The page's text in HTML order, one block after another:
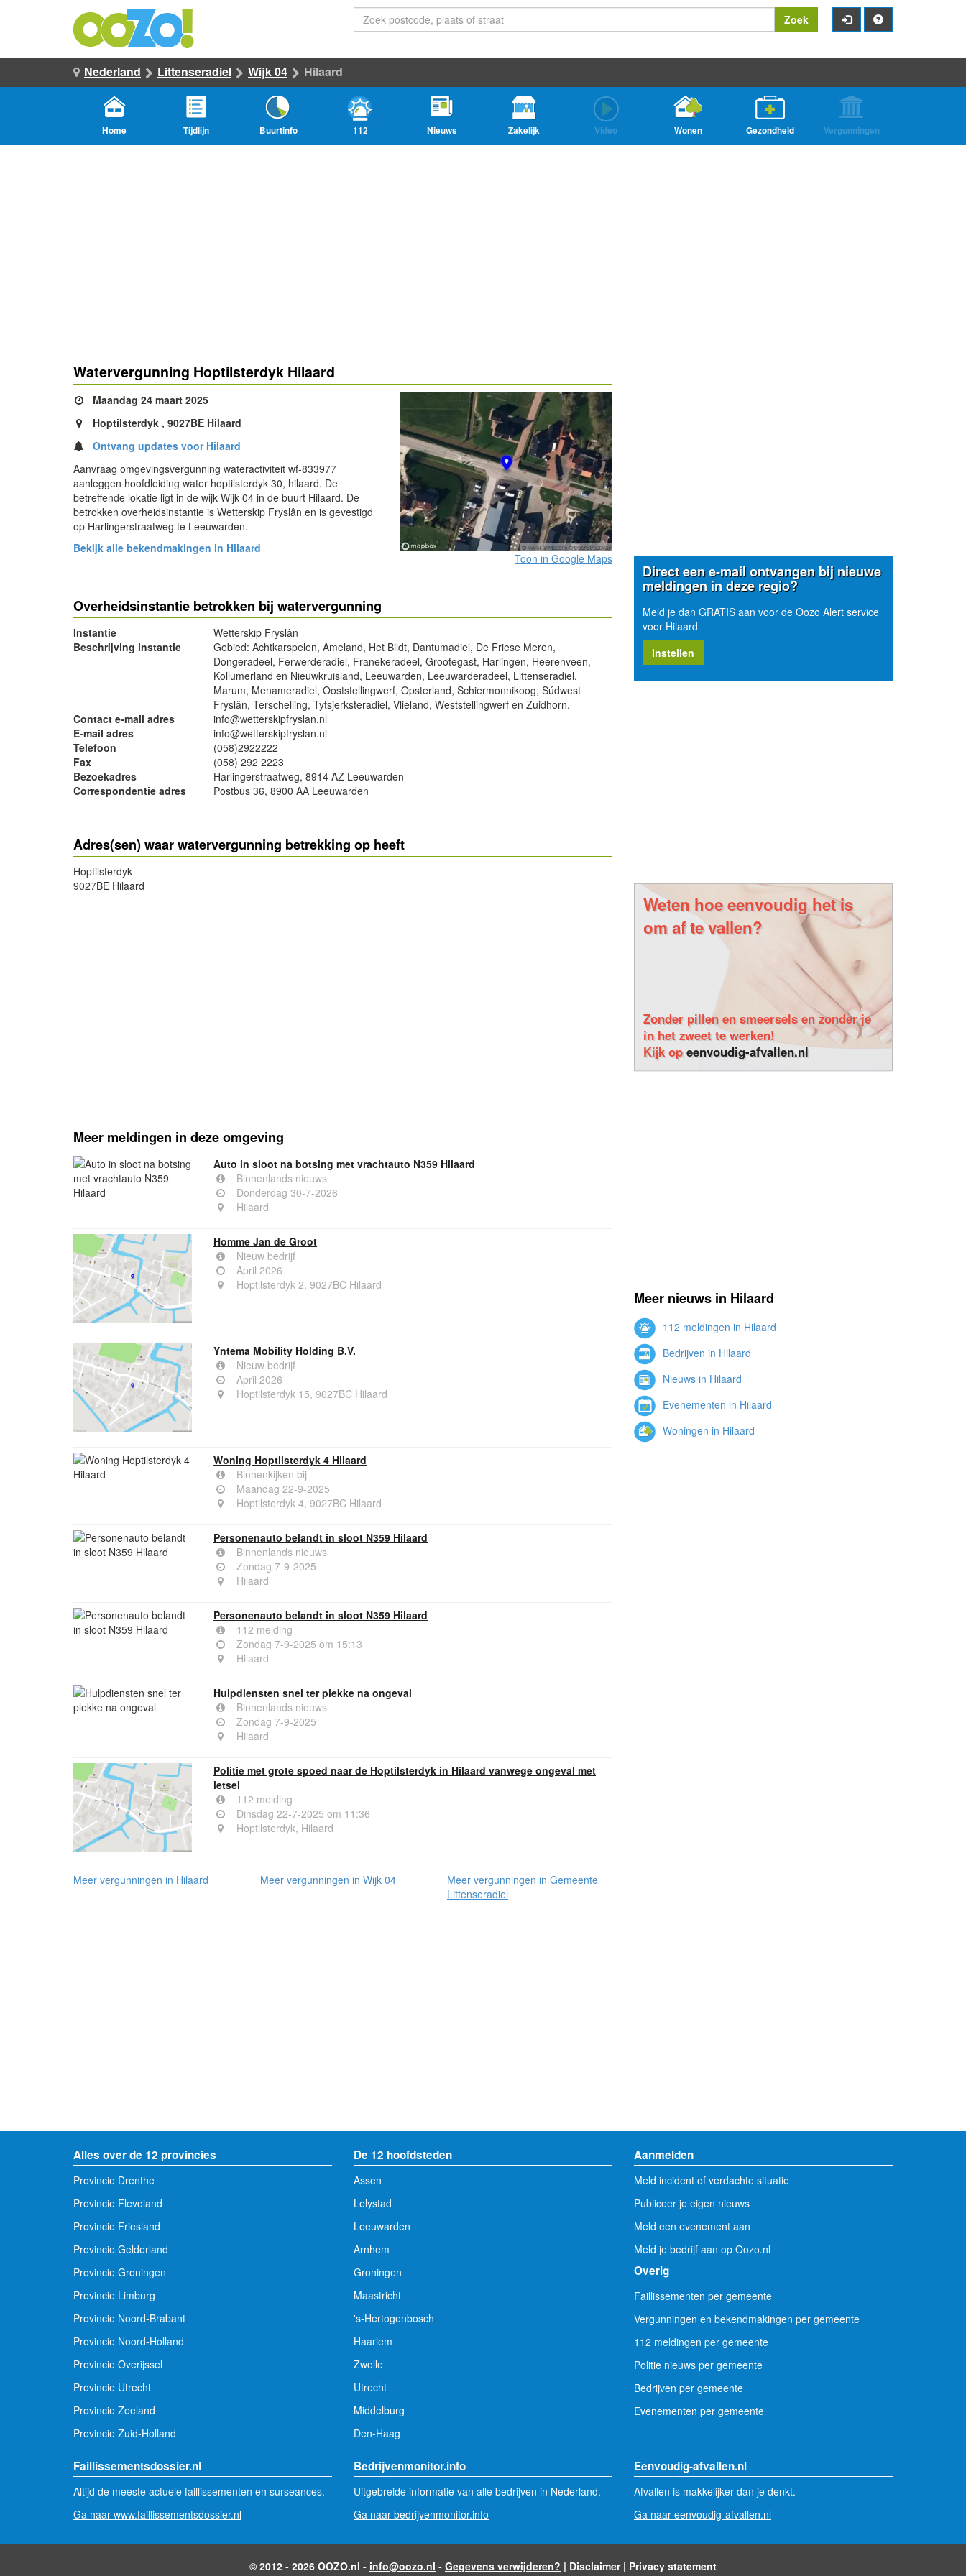
Zoek
Nederland Littenseradiel Wijk 04 Hilaard
Home Tijdlijn Buurtinfo 112 Nieuws Zakelijk Video Wonen Gezondheid Vergunningen
Watervergunning Hoptilsterdyk Hilaard
Maandag 24 maart 2025
Hoptilsterdyk , 9027BE Hilaard
Ontvang updates voor Hilaard
Aanvraag omgevingsvergunning wateractiviteit wf-833977
aanleggen hoofdleiding water hoptilsterdyk 30, hilaard. De
betreffende lokatie ligt in de wijk Wijk 04 in de buurt Hilaard. De
betrokken overheidsinstantie is Wetterskip Fryslân en is gevestigd
op Harlingerstraatweg te Leeuwarden.
Bekijk alle bekendmakingen in Hilaard
Toon in Google Maps
Overheidsinstantie betrokken bij watervergunning
Instantie
Wetterskip Fryslân
Beschrijving instantie
Gebied: Achtkarspelen, Ameland, Het Bildt, Dantumadiel, De Friese Meren,
Dongeradeel, Ferwerderadiel, Franekeradeel, Grootegast, Harlingen, Heerenveen,
Kollumerland en Nieuwkruisland, Leeuwarden, Leeuwarderadeel, Littenseradiel,
Marum, Menameradiel, Ooststellingwerf, Opsterland, Schiermonnikoog, Súdwest
Fryslân, Terschelling, Tytsjerksteradiel, Vlieland, Weststellingwerf en Zuidhorn.
Contact e-mail adres
info@wetterskipfryslan.nl
E-mail adres
info@wetterskipfryslan.nl
Telefoon
(058)2922222
Fax
(058) 292 2223
Bezoekadres
Harlingerstraatweg, 8914 AZ Leeuwarden
Correspondentie adres
Postbus 36, 8900 AA Leeuwarden
Adres(sen) waar watervergunning betrekking op heeft
Hoptilsterdyk
9027BE Hilaard
Meer meldingen in deze omgeving
Auto in sloot na botsing met vrachtauto N359 Hilaard
Binnenlands nieuws
Donderdag 30-7-2026
Hilaard
Homme Jan de Groot
Nieuw bedrijf
April 2026
Hoptilsterdyk 2, 9027BC Hilaard
Yntema Mobility Holding B.V.
Nieuw bedrijf
April 2026
Hoptilsterdyk 15, 9027BC Hilaard
Woning Hoptilsterdyk 4 Hilaard
Binnenkijken bij
Maandag 22-9-2025
Hoptilsterdyk 4, 9027BC Hilaard
Personenauto belandt in sloot N359 Hilaard
Binnenlands nieuws
Zondag 7-9-2025
Hilaard
Personenauto belandt in sloot N359 Hilaard
112 melding
Zondag 7-9-2025 om 15:13
Hilaard
Hulpdiensten snel ter plekke na ongeval
Binnenlands nieuws
Zondag 7-9-2025
Hilaard
Politie met grote spoed naar de Hoptilsterdyk in Hilaard vanwege ongeval met
letsel
112 melding
Dinsdag 22-7-2025 om 11:36
Hoptilsterdyk, Hilaard
Meer vergunningen in Hilaard Meer vergunningen in Wijk 04
Meer vergunningen in Gemeente
Littenseradiel
Direct een e-mail ontvangen bij nieuwe
meldingen in deze regio?
Meld je dan GRATIS aan voor de Oozo Alert service
voor Hilaard
Instellen
Weten hoe eenvoudig het is
om af te vallen?
Zonder pillen en smeersels en zonder je
in het zweet te werken!
Kijk opeenvoudig-afvallen.nl
Meer nieuws in Hilaard
112 meldingen in Hilaard
Bedrijven in Hilaard
Nieuws in Hilaard
Evenementen in Hilaard
Woningen in Hilaard
Alles over de 12 provincies
Provincie Drenthe
Provincie Flevoland
Provincie Friesland
Provincie Gelderland
Provincie Groningen
Provincie Limburg
Provincie Noord-Brabant
Provincie Noord-Holland
Provincie Overijssel
Provincie Utrecht
Provincie Zeeland
Provincie Zuid-Holland
De 12 hoofdsteden
Assen
Lelystad
Leeuwarden
Arnhem
Groningen
Maastricht
's-Hertogenbosch
Haarlem
Zwolle
Utrecht
Middelburg
Den-Haag
Aanmelden
Meld incident of verdachte situatie
Publiceer je eigen nieuws
Meld een evenement aan
Meld je bedrijf aan op Oozo.nl
Overig
Faillissementen per gemeente
Vergunningen en bekendmakingen per gemeente
112 meldingen per gemeente
Politie nieuws per gemeente
Bedrijven per gemeente
Evenementen per gemeente
Faillissementsdossier.nl
Altijd de meeste actuele faillissementen en surseances.
Ga naar www.faillissementsdossier.nl
Bedrijvenmonitor.info
Uitgebreide informatie van alle bedrijven in Nederland.
Ga naar bedrijvenmonitor.info
Eenvoudig-afvallen.nl
Afvallen is makkelijker dan je denkt.
Ga naar eenvoudig-afvallen.nl
© 2012 - 2026 OOZO.nl - info@oozo.nl - Gegevens verwijderen? | Disclaimer| Privacy statement